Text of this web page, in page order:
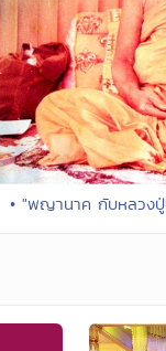
• "พญานาค กับหลวง